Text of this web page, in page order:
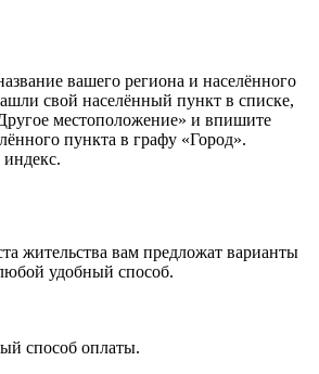
вашего региона и населённого
свой населённый пункт в списке,
местоположение» и впишите
пункта в графу «Город».
жительства вам предложат варианты
удобный способ.
способ оплаты.